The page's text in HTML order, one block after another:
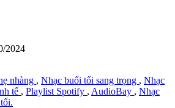
2024
nhàng , Nhạc buổi tối sang trọng , Nhạc
tế , Playlist Spotify , AudioBay , Nhạc